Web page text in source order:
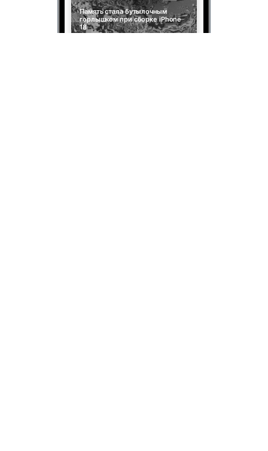
Память стала бутылочным
горлышком при сборке iPhone
18